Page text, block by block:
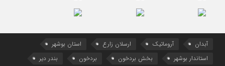
آبدان آروماتیک ارسلان زارع
استان بوشهر
استاندار بوشهر
بخش بردخون بردخون
بندر دیر